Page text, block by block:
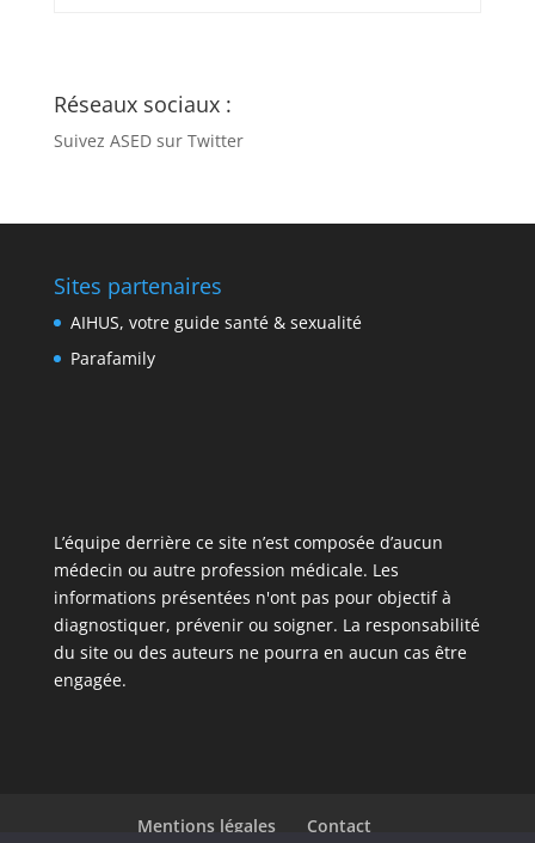
Réseaux sociaux :
Suivez ASED sur Twitter
Sites partenaires
AIHUS, votre guide santé & sexualité
Parafamily
L’équipe derrière ce site n’est composée d’aucun
médecin ou autre profession médicale. Les
informations présentées n'ont pas pour objectif à
diagnostiquer, prévenir ou soigner. La responsabilité
du site ou des auteurs ne pourra en aucun cas être
engagée.
Mentions légales
Contact